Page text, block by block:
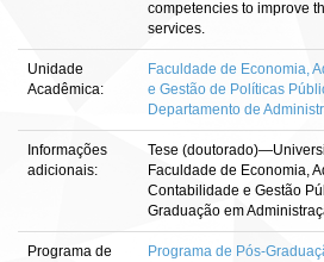
competencies to improve
services.
Unidade
Acadêmica:
Faculdade de Economia,
e Gestão de Políticas
Departamento de
Informações
adicionais:
Tese
Faculdade de Economia,
Contabilidade e Gestão
Graduação em
Programa de
Programa de Pós-